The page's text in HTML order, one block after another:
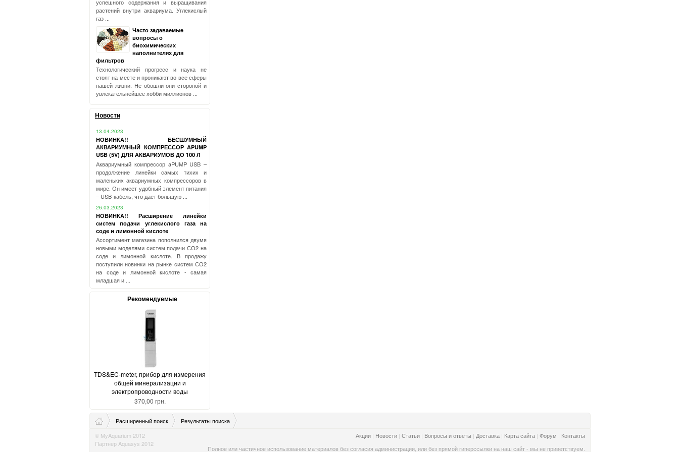
успешного содержания и выращивания
растений внутри аквариума. Углекислый
газ ...
Часто задаваемые
вопросы о
биохимических
наполнителях для
фильтров
Технологический прогресс и наука не
стоят на месте и проникают во все сферы
нашей жизни. Не обошли они стороной и
увлекательнейшее хобби миллионов ...
Новости
13.04.2023
НОВИНКА!! БЕСШУМНЫЙ
АКВАРИУМНЫЙ КОМПРЕССОР APUMP
USB (5V) ДЛЯ АКВАРИУМОВ ДО 100 Л
Аквариумный компрессор aPUMP USB –
продолжение линейки самых тихих и
маленьких аквариумных компрессоров в
мире. Он имеет удобный элемент питания
– USB-кабель, что дает большую ...
26.03.2023
НОВИНКА!! Расширение линейки
систем подачи углекислого газа на
соде и лимонной кислоте
Ассортимент магазина пополнился двумя
новыми моделями систем подачи СО2 на
соде и лимонной кислоте. В продажу
поступили новинки на рынке систем СО2
на соде и лимонной кислоте - самая
младшая и ...
Рекомендуемые
TDS&EC-meter, прибор для измерения
общей минерализации и
электропроводности воды
370,00 грн.
Расширенный поиск
Результаты поиска
© MyAquarium 2012
Партнер Aquasys 2012
Акции | Новости | Статьи | Вопросы и ответы | Доставка | Карта сайта | Форум | Контакты
Полное или частичное использование материалов без согласия администрации, или без прямой гиперссылки на наш сайт - мы не приветствуем.